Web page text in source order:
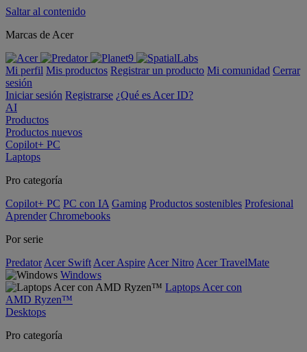
Saltar al contenido
Marcas de Acer
Mi perfil Mis productos Registrar un producto Mi comunidad Cerrar
sesión
Iniciar sesión Registrarse ¿Qué es Acer ID?
AI
Productos
Productos nuevos
Copilot+ PC
Laptops
Pro categoría
Copilot+ PC PC con IA Gaming Productos sostenibles Profesional
Aprender Chromebooks
Por serie
Predator Acer Swift Acer Aspire Acer Nitro Acer TravelMate
Windows
Laptops Acer con
AMD Ryzen™
Desktops
Pro categoría